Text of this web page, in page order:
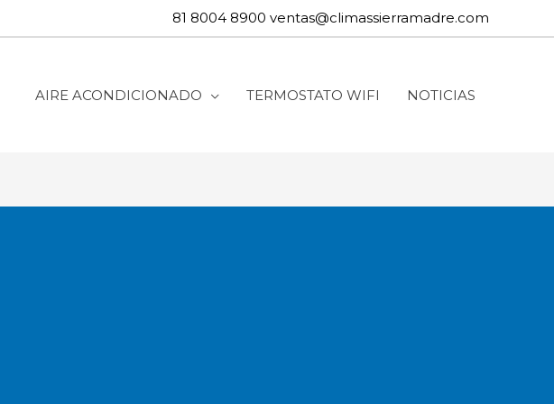
81 8004 8900 ventas@climassierramadre.com
AIRE ACONDICIONADO TERMOSTATO WIFI NOTICIAS